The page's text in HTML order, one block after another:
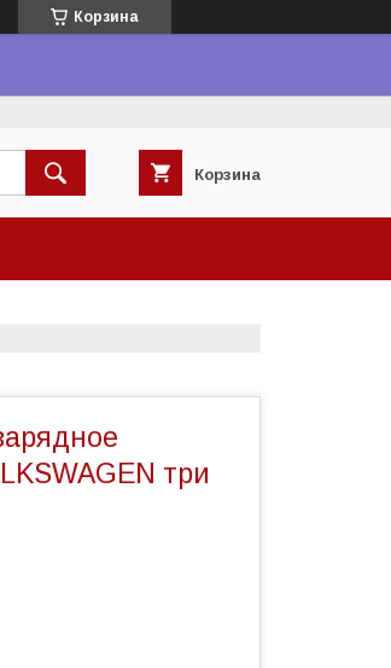
Корзина
Корзина
три